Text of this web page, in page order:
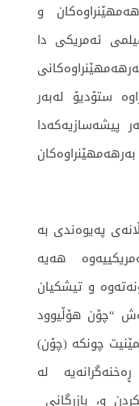
و
ئه‌مریكی دا
ستۆدیۆ له‌به‌ر
پیشه‌سازیه‌كه‌دا
په‌یوه‌ندی به‌
هه‌یه‌
و تیشكیان
“چۆن هۆڵیوود
چونكه‌ (چۆن)
له‌
و، بازرگانی